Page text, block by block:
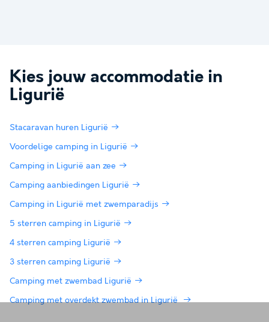
Kies jouw accommodatie in
Ligurië
Stacaravan huren Ligurië
Voordelige camping in Ligurië
Camping in Ligurië aan zee
Camping aanbiedingen Ligurië
Camping in Ligurië met zwemparadijs
5 sterren camping in Ligurië
4 sterren camping Ligurië
3 sterren camping Ligurië
Camping met zwembad Ligurië
Camping met overdekt zwembad in Ligurië